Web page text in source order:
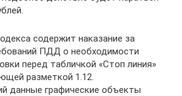
содержит наказание за
ПДД о необходимости
перед табличкой «Стоп линия»
разметкой 1.12.
данные графические объекты